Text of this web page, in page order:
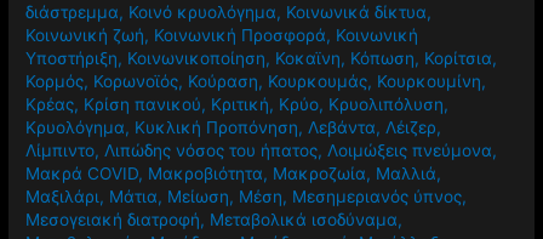
διάστρεμμα, Κοινό κρυολόγημα, Κοινωνικά δίκτυα,
Κοινωνική ζωή, Κοινωνική Προσφορά, Κοινωνική
Υποστήριξη, Κοινωνικοποίηση, Κοκαϊνη, Κόπωση, Κορίτσια,
Κορμός, Κορωνοϊός, Κούραση, Κουρκουμάς, Κουρκουμίνη,
Κρέας, Κρίση πανικού, Κριτική, Κρύο, Κρυολιπόλυση,
Κρυολόγημα, Κυκλική Προπόνηση, Λεβάντα, Λέιζερ,
Λίμπιντο, Λιπώδης νόσος του ήπατος, Λοιμώξεις πνεύμονα,
Μακρά COVID, Μακροβιότητα, Μακροζωία, Μαλλιά,
Μαξιλάρι, Μάτια, Μείωση, Μέση, Μεσημεριανός ύπνος,
Μεσογειακή διατροφή, Μεταβολικά ισοδύναμα,